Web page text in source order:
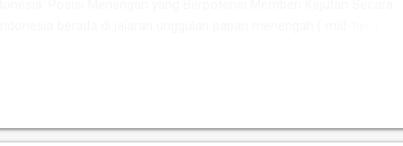
Cahaya dan IM Nayaka Budhidharma. Sementara itu, Tim Putri
seperti Shafira Devi Herfesa, Laysa Latifah, Ummi Fisabilillah, dan